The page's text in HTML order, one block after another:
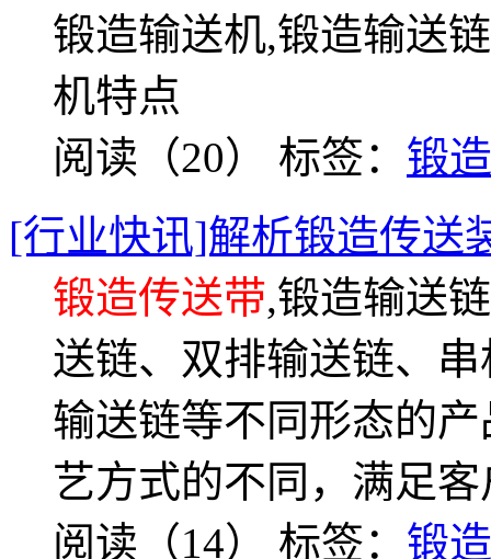
锻造输送机,锻造输送
机特点
阅读（20） 标签： 锻
[行业快讯]解析锻造传送
锻造传送带,锻造输送
送链、双排输送链、
输送链等不同形态的
艺方式的不同，满足
阅读（14） 标签： 锻